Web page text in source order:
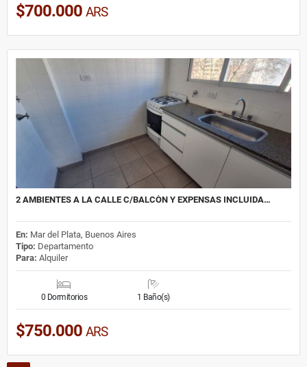
$700.000 ARS
2 AMBIENTES A LA CALLE C/BALCÒN Y EXPENSAS INCLUIDA…
En: Mar del Plata, Buenos Aires
Tipo: Departamento
Para: Alquiler
0 Dormitorios 1 Baño(s)
$750.000 ARS